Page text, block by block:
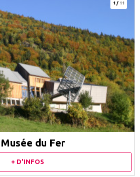
1 / 11
du Fer
+ D'INFOS